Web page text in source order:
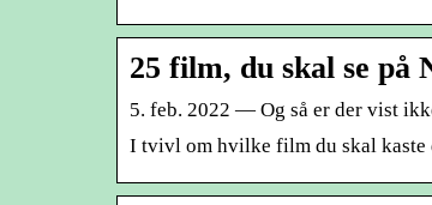
25 film, du skal se på
5. feb. 2022 — Og så er der vist
I tvivl om hvilke film du skal